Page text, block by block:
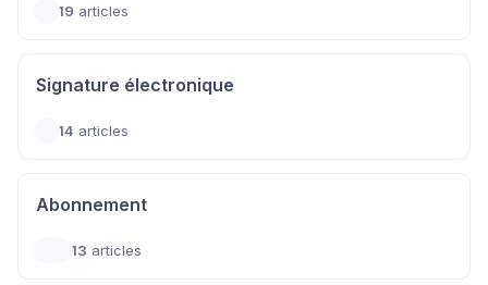
19 articles
Signature électronique
14 articles
Abonnement
13 articles